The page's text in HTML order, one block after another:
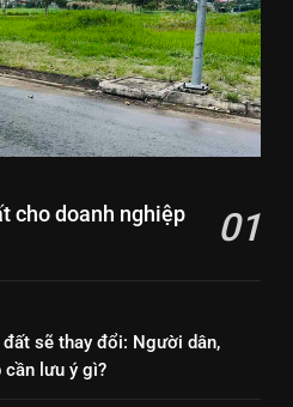
cho doanh nghiệp 01
sẽ thay đổi: Người dân,
cần lưu ý gì?